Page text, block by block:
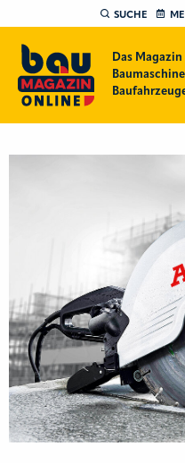
SUCHE
Das